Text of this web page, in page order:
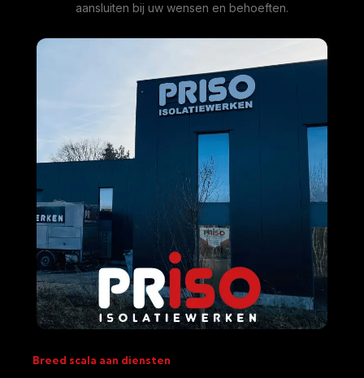
aansluiten bij uw wensen en behoeften.
Breed scala aan diensten